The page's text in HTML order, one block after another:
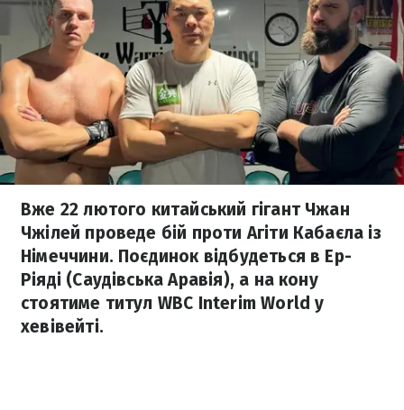
Вже 22 лютого китайський гігант Чжан
Чжілей проведе бій проти Агіти Кабаєла із
Німеччини. Поєдинок відбудеться в Ер-
Ріяді (Саудівська Аравія), а на кону
стоятиме титул WBC Interim World у
хевівейті.